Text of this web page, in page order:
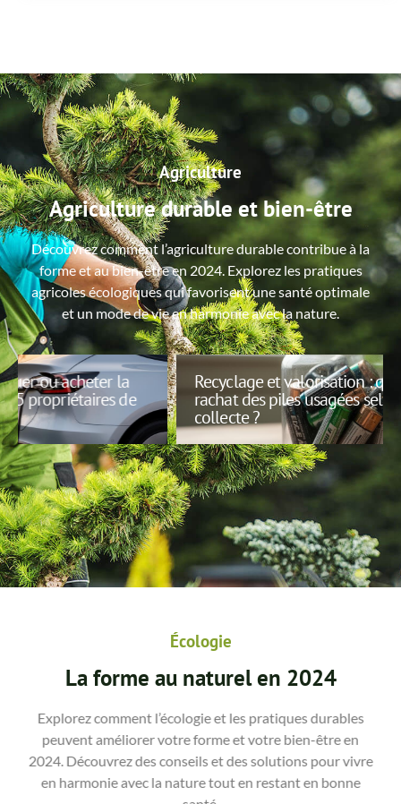
Agriculture
Agriculture durable et bien-être
Découvrez comment l’agriculture durable contribue à la
forme et au bien-être en 2024. Explorez les pratiques
agricoles écologiques qui favorisent une santé optimale
et un mode de vie en harmonie avec la nature.
Recyclage et valorisation : quel est le prix de
rachat des piles usagées selon les points de
collecte ?
Écologie
La forme au naturel en 2024
Explorez comment l’écologie et les pratiques durables
peuvent améliorer votre forme et votre bien-être en
2024. Découvrez des conseils et des solutions pour vivre
en harmonie avec la nature tout en restant en bonne